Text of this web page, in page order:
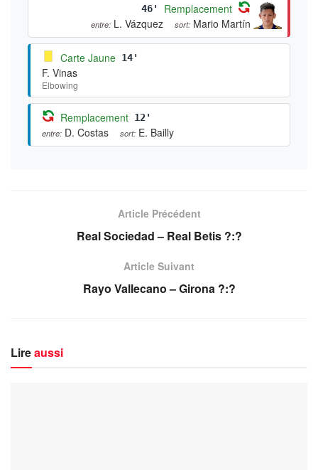
46' Remplacement
entre: L. Vázquez sort: Mario Martín
Carte Jaune 14'
F. Vinas
Elbowing
Remplacement 12'
entre: D. Costas sort: E. Bailly
Article Précédent
Real Sociedad – Real Betis ?:?
Article Suivant
Rayo Vallecano – Girona ?:?
Lireaussi